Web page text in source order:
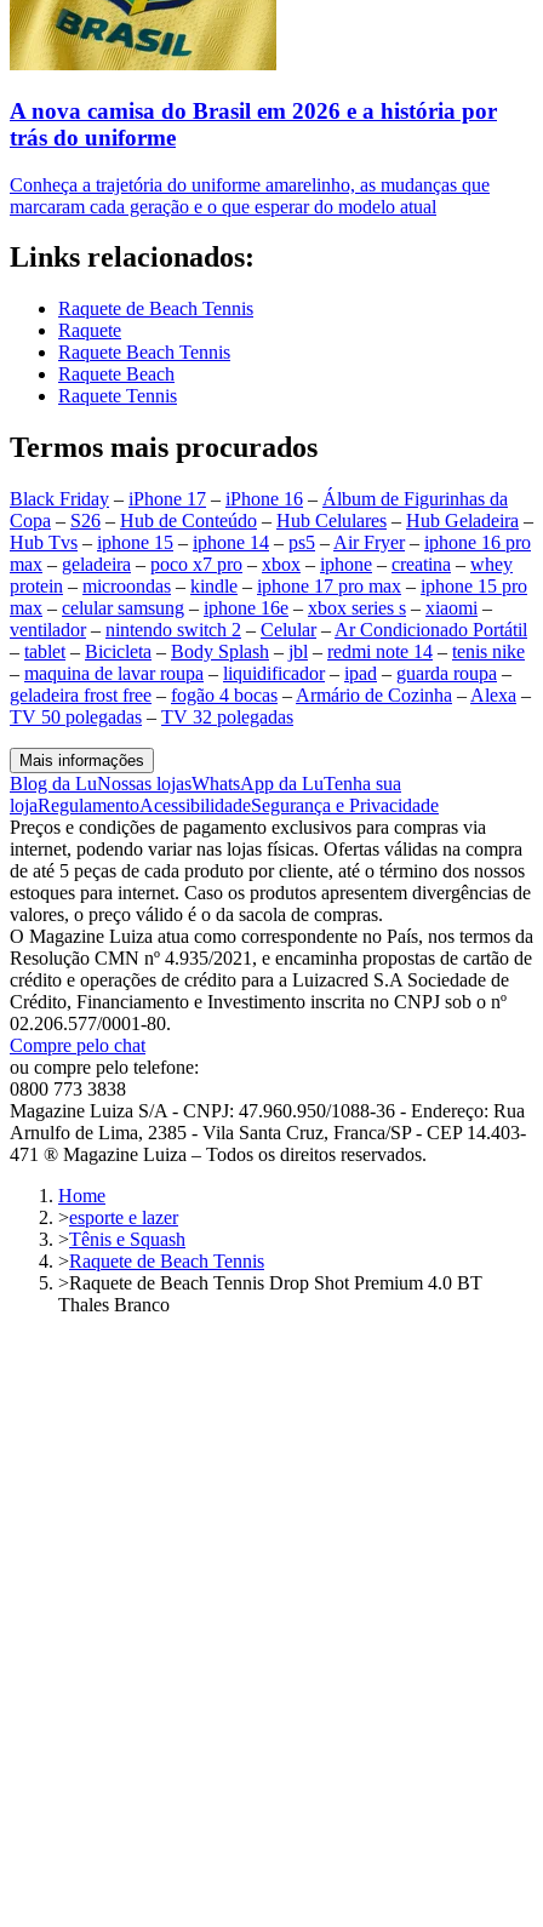
A nova camisa do Brasil em 2026 e a história por
trás do uniforme
Conheça a trajetória do uniforme amarelinho, as mudanças que
marcaram cada geração e o que esperar do modelo atual
Links relacionados:
Raquete de Beach Tennis
Raquete
Raquete Beach Tennis
Raquete Beach
Raquete Tennis
Termos mais procurados
Black Friday – iPhone 17 – iPhone 16 – Álbum de Figurinhas da
Copa – S26 – Hub de Conteúdo – Hub Celulares – Hub Geladeira –
Hub Tvs – iphone 15 – iphone 14 – ps5 – Air Fryer– iphone 16 pro
max – geladeira – poco x7 pro – xbox – iphone – creatina – whey
protein – microondas – kindle – iphone 17 pro max – iphone 15 pro
max – celular samsung – iphone 16e – xbox series s – xiaomi –
ventilador– nintendo switch 2 – Celular– Ar Condicionado Portátil
– tablet – Bicicleta – Body Splash – jbl – redmi note 14 – tenis nike
– maquina de lavar roupa – liquidificador– ipad – guarda roupa –
geladeira frost free – fogão 4 bocas – Armário de Cozinha – Alexa –
TV 50 polegadas – TV 32 polegadas
Mais informações
Blog da LuNossas lojasWhatsApp da LuTenha sua
lojaRegulamentoAcessibilidadeSegurança e Privacidade
Preços e condições de pagamento exclusivos para compras via
internet, podendo variar nas lojas físicas. Ofertas válidas na compra
de até 5 peças de cada produto por cliente, até o término dos nossos
estoques para internet. Caso os produtos apresentem divergências de
valores, o preço válido é o da sacola de compras.
O Magazine Luiza atua como correspondente no País, nos termos da
Resolução CMN nº 4.935/2021, e encaminha propostas de cartão de
crédito e operações de crédito para a Luizacred S.A Sociedade de
Crédito, Financiamento e Investimento inscrita no CNPJ sob o nº
02.206.577/0001-80.
Compre pelo chat
ou compre pelo telefone:
0800 773 3838
Magazine Luiza S/A - CNPJ: 47.960.950/1088-36 - Endereço: Rua
Arnulfo de Lima, 2385 - Vila Santa Cruz, Franca/SP - CEP 14.403-
471 ® Magazine Luiza – Todos os direitos reservados.
Home
>esporte e lazer
>Tênis e Squash
>Raquete de Beach Tennis
>Raquete de Beach Tennis Drop Shot Premium 4.0 BT
Thales Branco